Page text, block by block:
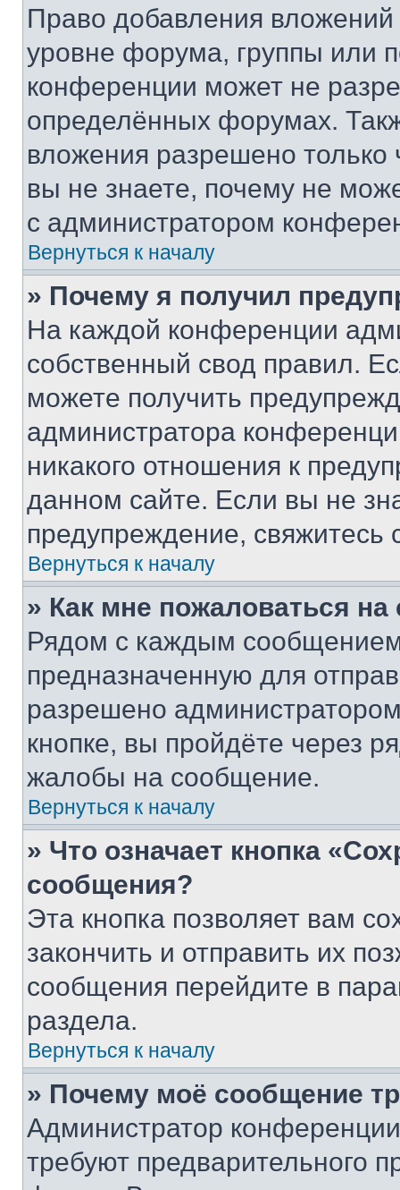
Право добавления
уровне форума, группы или
конференции может не
определённых форумах.
вложения разрешено
вы не знаете, почему не
с администратором
Вернуться к началу
» Почему я получил
На каждой конференции
собственный свод правил.
можете получить
администратора
никакого отношения к
данном сайте. Если вы не
предупреждение,
Вернуться к началу
» Как мне пожаловаться
Рядом с каждым сообщением
предназначенную для
разрешено
кнопке, вы пройдёте через
жалобы на сообщение.
Вернуться к началу
» Что означает кнопка
сообщения?
Эта кнопка позволяет вам
закончить и отправить их
сообщения перейдите в
раздела.
Вернуться к началу
» Почему моё сообщение
Администратор
требуют предварительного